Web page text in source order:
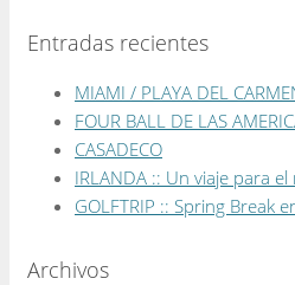
Entradas recientes
MIAMI / PLAYA DEL
FOUR BALL DE LAS
CASADECO
IRLANDA :: Un viaje para
GOLFTRIP :: Spring Break
Archivos